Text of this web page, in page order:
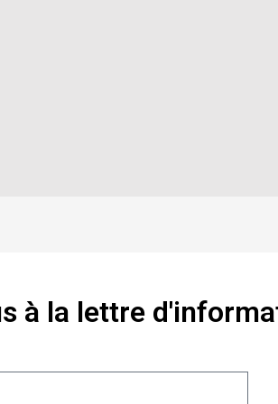
à la lettre